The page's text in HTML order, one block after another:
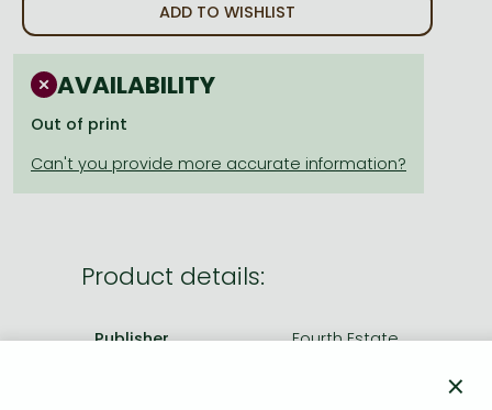
Frieren manga
One-Punch Man manga
ADD TO WISHLIST
AVAILABILITY
Out of print
Product details:
Publisher
Fourth Estate
×